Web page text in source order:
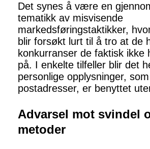
Det synes å være en
tematikk av misvisende
markedsføringstaktikker,
blir forsøkt lurt til å tro at de
konkurranser de faktisk ikke
på. I enkelte tilfeller blir det
personlige opplysninger,
postadresser, er benyttet
Advarsel mot svindel
metoder